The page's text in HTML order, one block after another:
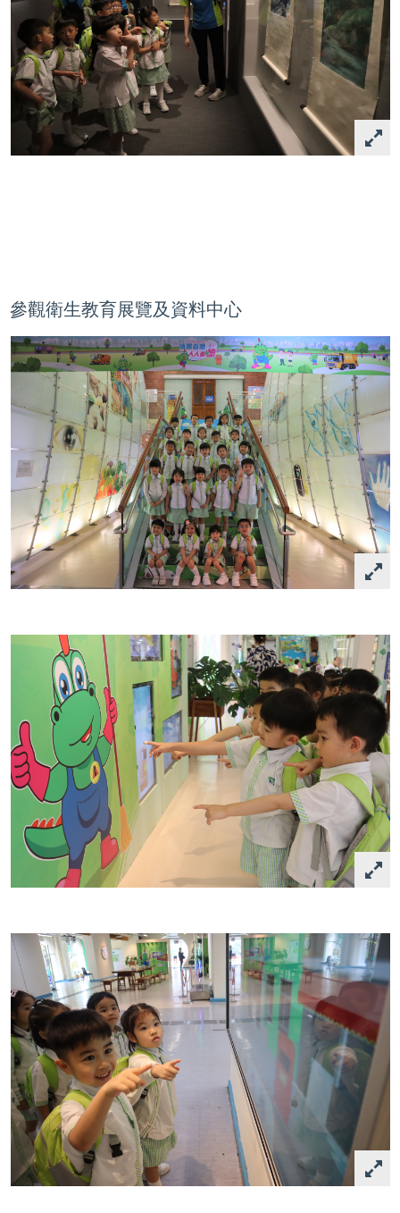
參觀衛生教育展覽及資料中心